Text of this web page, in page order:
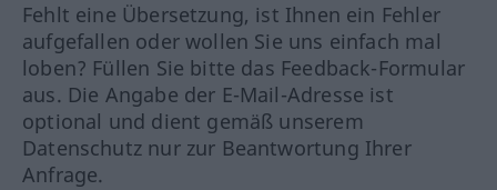
Fehlt eine Übersetzung, ist Ihnen ein Fehler
aufgefallen oder wollen Sie uns einfach mal
loben? Füllen Sie bitte das Feedback-Formular
aus. Die Angabe der E-Mail-Adresse ist
optional und dient gemäß unserem
Datenschutz nur zur Beantwortung Ihrer
Anfrage.